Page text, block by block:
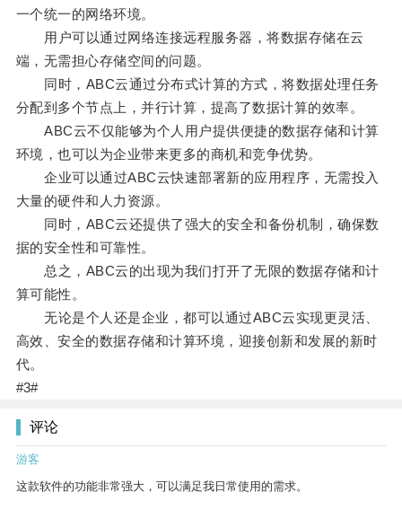
一个统一的网络环境。
用户可以通过网络连接远程服务器，将数据存储在云
端，无需担心存储空间的问题。
同时，ABC云通过分布式计算的方式，将数据处理任务
分配到多个节点上，并行计算，提高了数据计算的效率。
ABC云不仅能够为个人用户提供便捷的数据存储和计算
环境，也可以为企业带来更多的商机和竞争优势。
企业可以通过ABC云快速部署新的应用程序，无需投入
大量的硬件和人力资源。
同时，ABC云还提供了强大的安全和备份机制，确保数
据的安全性和可靠性。
总之，ABC云的出现为我们打开了无限的数据存储和计
算可能性。
无论是个人还是企业，都可以通过ABC云实现更灵活、
高效、安全的数据存储和计算环境，迎接创新和发展的新时
代。
#3#
评论
游客
这款软件的功能非常强大，可以满足我日常使用的需求。